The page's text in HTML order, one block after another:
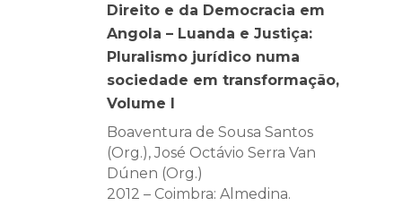
Direito e da Democracia em
Angola – Luanda e Justiça:
Pluralismo jurídico numa
sociedade em transformação,
Volume I
Boaventura de Sousa Santos
(Org.), José Octávio Serra Van
Dúnen (Org.)
2012 – Coimbra: Almedina.